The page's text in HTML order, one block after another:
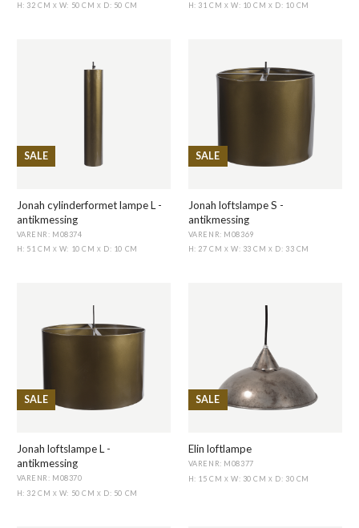
H: 32 CM X W: 50 CM X D: 50 CM
H: 31 CM X W: 10 CMX D: 10 CM
SALE
Jonah cylinderformet lampe L -
antikmessing
VARENR: M08374
H: 51 CM X W: 10 CM X D: 10 CM
SALE
Jonah loftslampe S -
antikmessing
VARENR: M08369
H: 27 CM X W: 33 CMX D: 33 CM
SALE
Jonah loftslampe L -
antikmessing
VARENR: M08370
H: 32 CM X W: 50 CM X D: 50 CM
SALE
Elin loftlampe
VARENR: M08377
H: 15 CM X W: 30 CMX D: 30 CM